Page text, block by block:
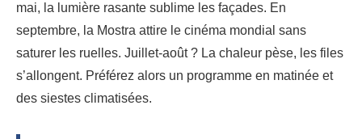
mai, la lumière rasante sublime les façades. En
septembre, la Mostra attire le cinéma mondial sans
saturer les ruelles. Juillet-août ? La chaleur pèse, les files
s’allongent. Préférez alors un programme en matinée et
des siestes climatisées.